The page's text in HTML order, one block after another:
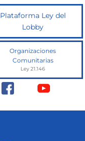
Plataforma Ley del
Lobby
Organizaciones
Comunitarias
Ley 21.146